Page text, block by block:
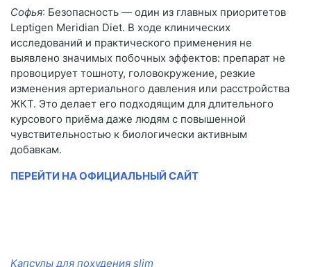
Софья: Безопасность — один из главных приоритетов
Leptigen Meridian Diet. В ходе клинических
исследований и практического применения не
выявлено значимых побочных эффектов: препарат не
провоцирует тошноту, головокружение, резкие
изменения артериального давления или расстройства
ЖКТ. Это делает его подходящим для длительного
курсового приёма даже людям с повышенной
чувствительностью к биологически активным
добавкам.
ПЕРЕЙТИ НА ОФИЦИАЛЬНЫЙ САЙТ
Капсулы для похудения slim